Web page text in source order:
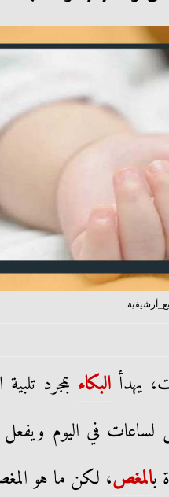
يهدأ البكاء بمجرد
لساعات في اليوم
بالمغص، لكن ما هو